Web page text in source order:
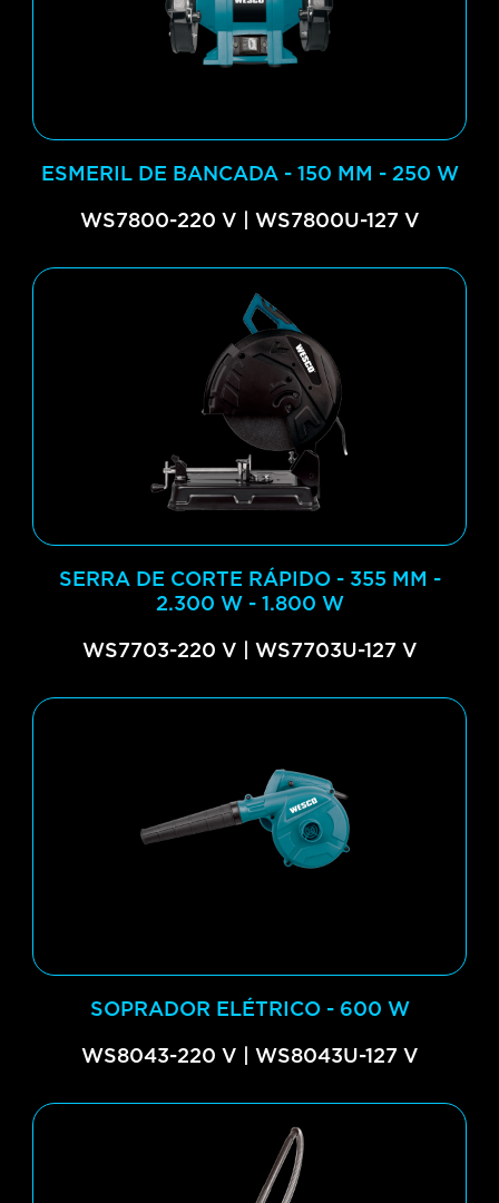
ESMERIL DE BANCADA - 150 MM - 250 W
WS7800-220 V | WS7800U-127 V
SERRA DE CORTE RÁPIDO - 355 MM -
2.300 W - 1.800 W
WS7703-220 V | WS7703U-127 V
SOPRADOR ELÉTRICO - 600 W
WS8043-220 V | WS8043U-127 V